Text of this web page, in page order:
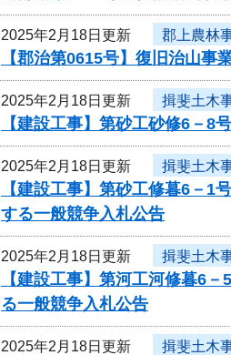
2025年2月18日更新 郡上農林
【郡治第0615号】復旧治山
2025年2月18日更新 揖斐土木
【建設工事】第砂工砂修6－
2025年2月18日更新 揖斐土木
【建設工事】第砂工修暮6－
する一般競争入札公告
2025年2月18日更新 揖斐土木
【建設工事】第河工河修暮6
る一般競争入札公告
2025年2月18日更新 揖斐土木